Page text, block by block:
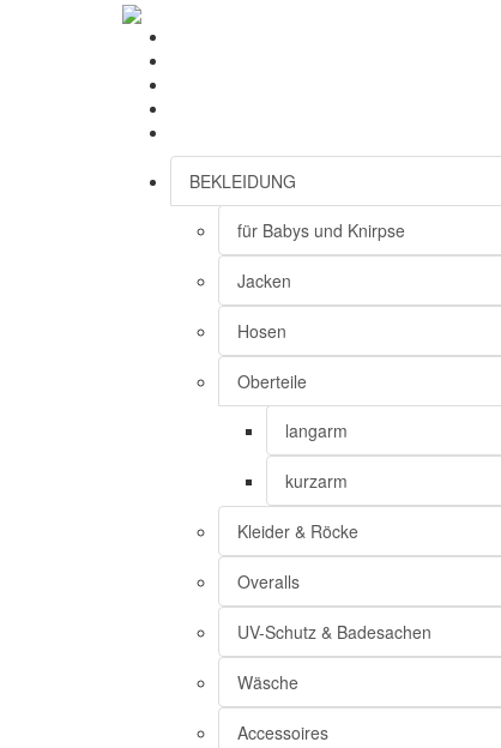
BEKLEIDUNG
für Babys und Knirpse
Jacken
Hosen
Oberteile
langarm
kurzarm
Kleider & Röcke
Overalls
UV-Schutz & Badesachen
Wäsche
Accessoires